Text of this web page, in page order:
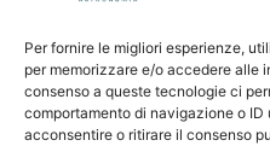
Per fornire le migliori esperienze,
per memorizzare e/o accedere alle
consenso a queste tecnologie ci
comportamento di navigazione o ID
acconsentire o ritirare il consenso